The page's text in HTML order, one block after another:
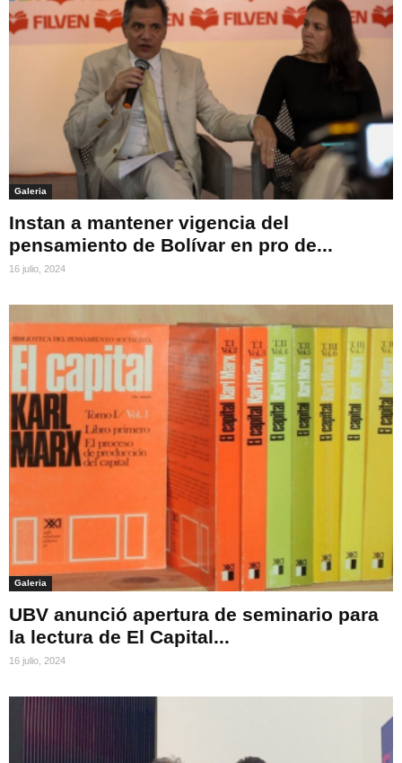
Galeria
Instan a mantener vigencia del
pensamiento de Bolívar en pro de...
16 julio, 2024
Galeria
UBV anunció apertura de seminario para
la lectura de El Capital...
16 julio, 2024